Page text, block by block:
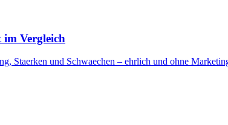
Vergleich
Staerken und Schwaechen – ehrlich und ohne